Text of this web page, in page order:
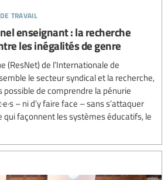
travail
enseignant : la recherche
les inégalités de genre
(ResNet) de l’Internationale de
le secteur syndical et la recherche,
possible de comprendre la pénurie
– ni d’y faire face – sans s’attaquer
qui façonnent les systèmes éducatifs, le